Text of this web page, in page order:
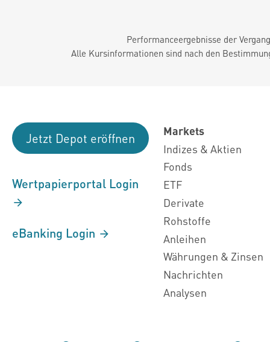
Performanceergebnisse der
Alle Kursinformationen sind nach den
Jetzt Depot eröffnen
Wertpapierportal Login
eBanking Login
Markets
Indizes & Aktien
Fonds
ETF
Derivate
Rohstoffe
Anleihen
Währungen & Zinsen
Nachrichten
Analysen